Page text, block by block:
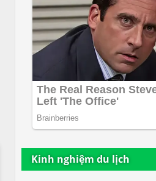
Kinh nghiệm du lịch